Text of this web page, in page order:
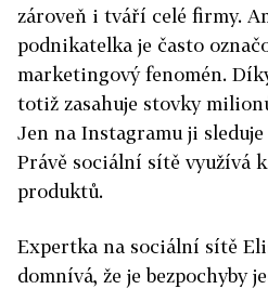
zároveň i tváří celé firmy.
podnikatelka je často
marketingový fenomén.
totiž zasahuje stovky
Jen na Instagramu ji
Právě sociální sítě využívá
produktů.
Expertka na sociální sítě
domnívá, že je bezpochyby